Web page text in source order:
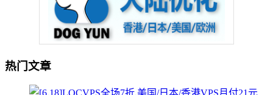
热门文章